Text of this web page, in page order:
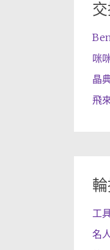
咪
晶
飛
工
名